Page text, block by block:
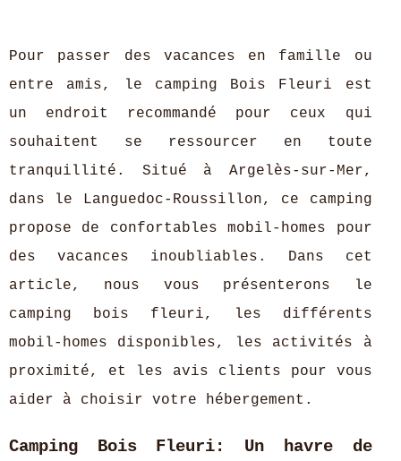
Pour passer des vacances en famille ou
entre amis, le camping Bois Fleuri est
un endroit recommandé pour ceux qui
souhaitent se ressourcer en toute
tranquillité. Situé à Argelès-sur-Mer,
dans le Languedoc-Roussillon, ce camping
propose de confortables mobil-homes pour
des vacances inoubliables. Dans cet
article, nous vous présenterons le
camping bois fleuri, les différents
mobil-homes disponibles, les activités à
proximité, et les avis clients pour vous
aider à choisir votre hébergement.
Camping Bois Fleuri: Un havre de